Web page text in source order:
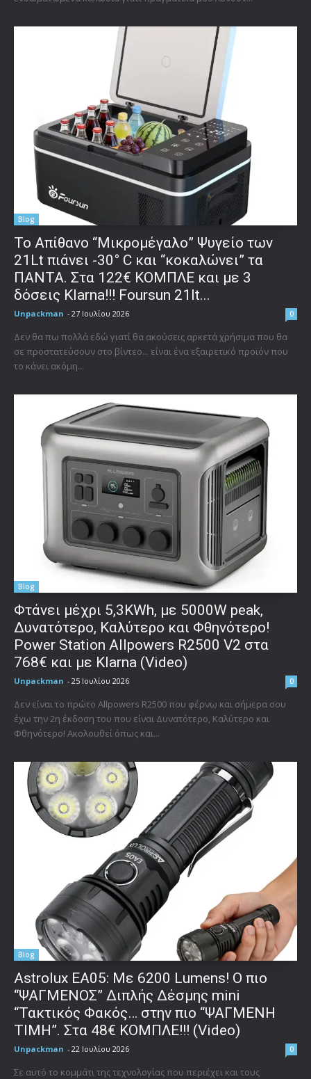
Blog
Το Απίθανο “Μικρομέγαλο” Ψυγείο των
21Lt πιάνει -30° C και “κοκαλώνει” τα
ΠΑΝΤΑ. Στα 122€ ΚΟΜΠΛΕ και με 3
δόσεις Klarna!!! Foursun 21lt...
Unpackman - 27 Ιουλίου 2026 0
Δεν θα πω πολλά εδώ γιατί θα ακούσεις αρκετά χρήσιμα που θα
σε προστατεύσουν στο βίντεο... είναι ένα εξαιρετικό προϊόν που
το κάνει ακόμη...
Blog
Φτάνει μέχρι 5,3KWh, με 5000W peak,
Δυνατότερο, Καλύτερο και Φθηνότερο!
Power Station Allpowers R2500 V2 στα
768€ και με Klarna (Video)
Unpackman - 25 Ιουλίου 2026 0
Δεν είναι το πρώτο Allpowers R2500 που φέρνω και σήμερα σου
έχω την 2η έκδοση του που είναι Δυνατότερο, Καλύτερο και
Φθηνότερο! Ακολουθεί όπως και...
Blog
Astrolux ΕΑ05: Με 6200 Lumens! Ο πιο
“ΨΑΓΜΕΝΟΣ” Διπλής Δέσμης mini
“Τακτικός Φακός… στην πιο “ΨΑΓΜΕΝΗ
ΤΙΜΗ”. Στα 48€ ΚΟΜΠΛΕ!!! (Video)
Unpackman - 22 Ιουλίου 2026 0
Σε αυτό το κομμάτι της τεχνολογίας που περιέχει και τους